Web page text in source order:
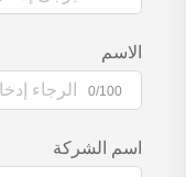
الاسم
0/100
اسم الشركة